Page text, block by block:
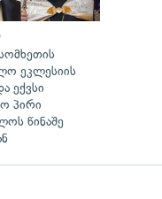
ეკლესიის
ექვსი
პირი
წინაშე